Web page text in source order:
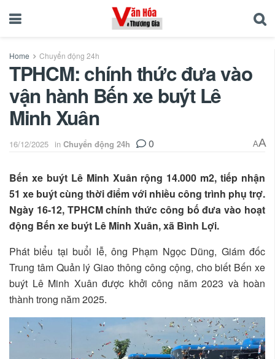
Home Chuyển động 24h
TPHCM: chính thức đưa vào
vận hành Bến xe buýt Lê
Minh Xuân
16/12/2025 in Chuyển động 24h 0 AA
Bến xe buýt Lê Minh Xuân rộng 14.000 m2, tiếp nhận
51 xe buýt cùng thời điểm với nhiều công trình phụ trợ.
Ngày 16-12, TPHCM chính thức công bố đưa vào hoạt
động Bến xe buýt Lê Minh Xuân, xã Bình Lợi.
Phát biểu tại buổi lễ, ông Phạm Ngọc Dũng, Giám đốc
Trung tâm Quản lý Giao thông công cộng, cho biết Bến xe
buýt Lê Minh Xuân được khởi công năm 2023 và hoàn
thành trong năm 2025.